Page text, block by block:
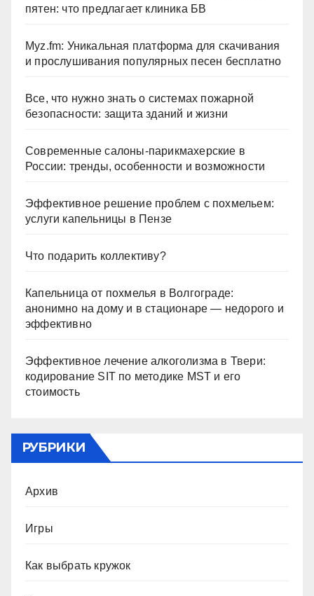
пятен: что предлагает клиника БВ
Myz.fm: Уникальная платформа для скачивания
и прослушивания популярных песен бесплатно
Все, что нужно знать о системах пожарной
безопасности: защита зданий и жизни
Современные салоны-парикмахерские в
России: тренды, особенности и возможности
Эффективное решение проблем с похмельем:
услуги капельницы в Пензе
Что подарить коллективу?
Капельница от похмелья в Волгограде:
анонимно на дому и в стационаре — недорого и
эффективно
Эффективное лечение алкоголизма в Твери:
кодирование SIT по методике MST и его
стоимость
РУБРИКИ
Архив
Игры
Как выбрать кружок